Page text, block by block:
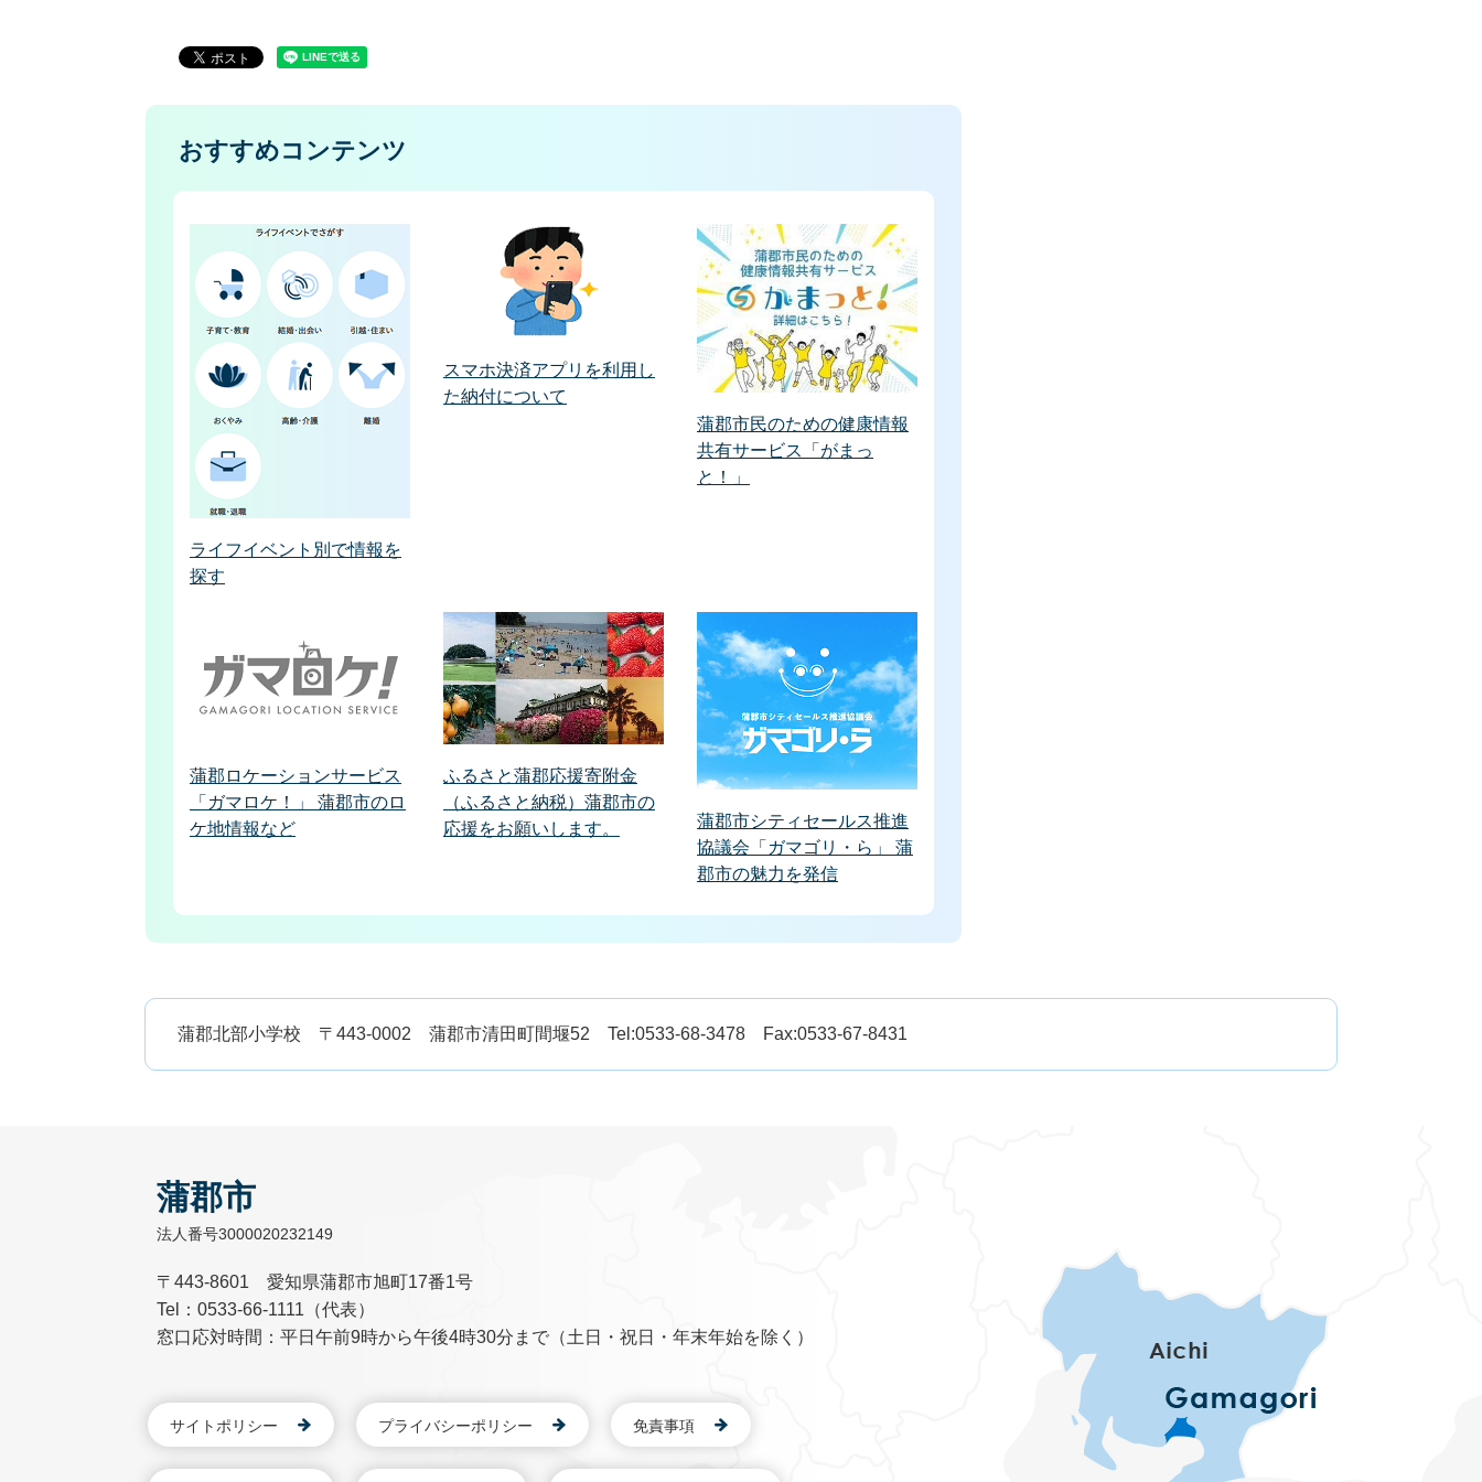
おすすめコンテンツ
ライフイベント別で情報を
探す
スマホ決済アプリを利用し
た納付について
蒲郡市民のための健康情報
共有サービス「がまっ
と！」
蒲郡ロケーションサービス
「ガマロケ！」 蒲郡市のロ
ケ地情報など
ふるさと蒲郡応援寄附金
（ふるさと納税）蒲郡市の
応援をお願いします。
蒲郡市シティセールス推進
協議会「ガマゴリ・ら」 蒲
郡市の魅力を発信
蒲郡北部小学校 〒443-0002 蒲郡市清田町間堰52 Tel:0533-68-3478 Fax:0533-67-8431
蒲郡市
法人番号3000020232149
〒443-8601 愛知県蒲郡市旭町17番1号
Tel：0533-66-1111（代表）
窓口応対時間：平日午前9時から午後4時30分まで（土日・祝日・年末年始を除く）
サイトポリシー プライバシーポリシー 免責事項